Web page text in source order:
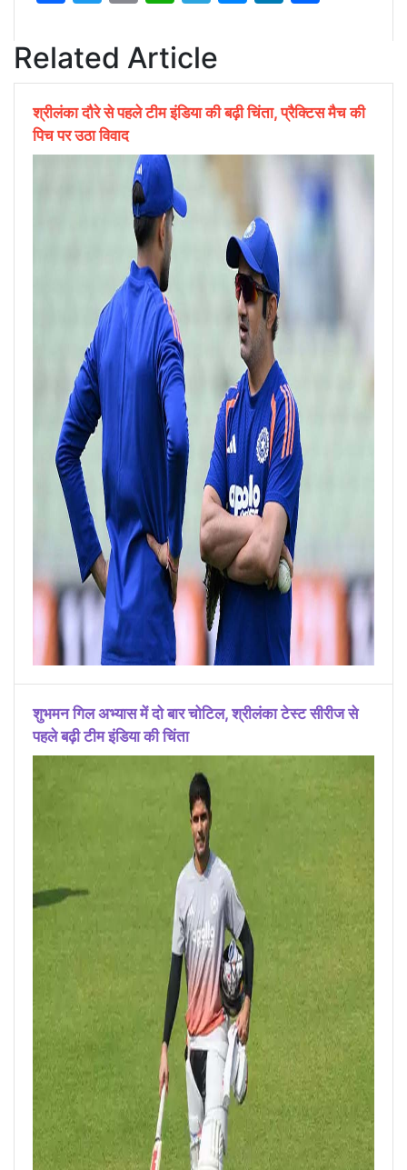
Related Article
श्रीलंका दौरे से पहले टीम इंडिया की बढ़ी चिंता, प्रैक्टिस मैच की
पिच पर उठा विवाद
शुभमन गिल अभ्यास में दो बार चोटिल, श्रीलंका टेस्ट सीरीज से
पहले बढ़ी टीम इंडिया की चिंता